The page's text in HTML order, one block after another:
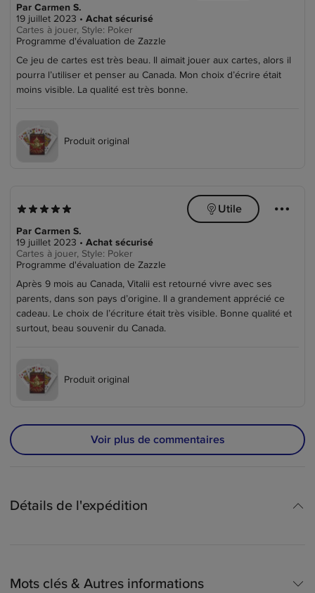
Par Carmen S.
19 juillet 2023 • Achat sécurisé
Cartes à jouer, Style: Poker
Programme d'évaluation de Zazzle
Ce jeu de cartes est très beau. Il aimait jouer aux cartes, alors il
pourra l’utiliser et penser au Canada. Mon choix d’écrire était
moins visible. La qualité est très bonne.
Produit original
5.0 sur 5 étoiles
5 sur 5 étoiles 쒖 Utile 쏄
Par Carmen S.
19 juillet 2023 • Achat sécurisé
Cartes à jouer, Style: Poker
Programme d'évaluation de Zazzle
Après 9 mois au Canada, Vitalii est retourné vivre avec ses
parents, dans son pays d’origine. Il a grandement apprécié ce
cadeau. Le choix de l’écriture était très visible. Bonne qualité et
surtout, beau souvenir du Canada.
Produit original
Voir plus de commentaires
Détails de l'expédition 썕
Mots clés & Autres informations 썖